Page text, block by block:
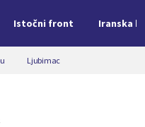
Istočni front Iranska
Ljubimac